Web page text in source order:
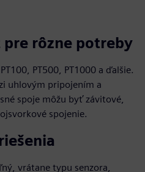
rôzne potreby
PT500, PT1000 a ďalšie.
uhlovým pripojením a
spoje môžu byť závitové,
spojenie.
vrátane typu senzora,